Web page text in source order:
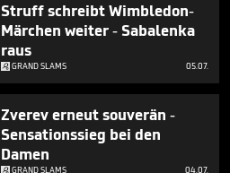
Struff schreibt Wimbledon-
Märchen weiter - Sabalenka
raus
GRAND SLAMS 05.07.
Zverev erneut souverän -
Sensationssieg bei den
Damen
GRAND SLAMS 04.07.